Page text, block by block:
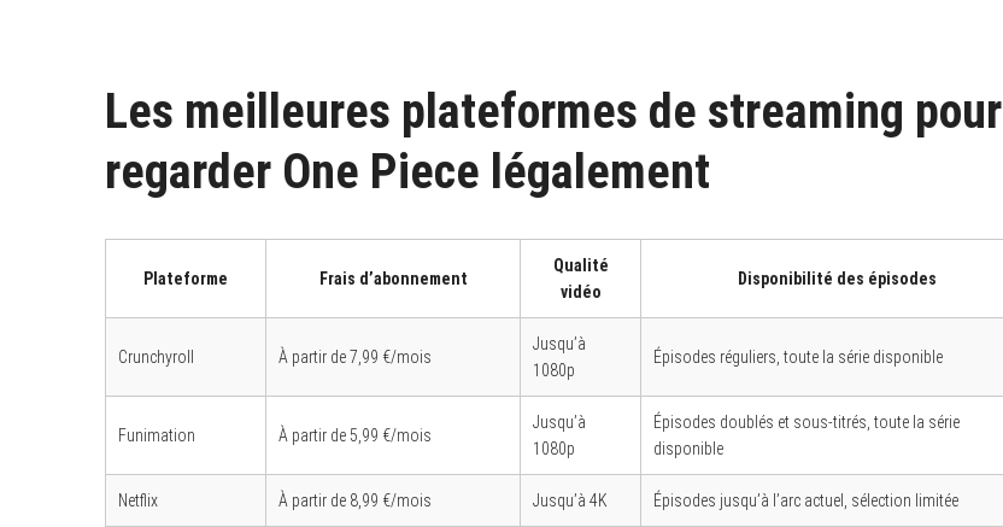
Les meilleures plateformes de streaming pour
regarder One Piece légalement
Plateforme Frais d’abonnement
Qualité
vidéo
Disponibilité des épisodes
Crunchyroll À partir de 7,99 €/mois
Jusqu’à
1080p
Épisodes réguliers, toute la série disponible
Funimation À partir de 5,99 €/mois
Jusqu’à
1080p
Épisodes doublés et sous-titrés, toute la série
disponible
Netflix À partir de 8,99 €/mois Jusqu’à 4K Épisodes jusqu’à l’arc actuel, sélection limitée